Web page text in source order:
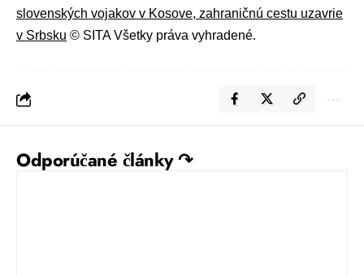
slovenských vojakov v Kosove, zahraničnú cestu uzavrie
v Srbsku © SITA Všetky práva vyhradené.
Odporúčané články ↷